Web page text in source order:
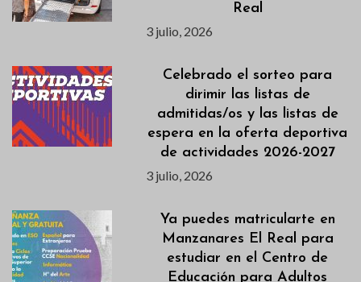
Real
3 julio, 2026
Celebrado el sorteo para
dirimir las listas de
admitidas/os y las listas de
espera en la oferta deportiva
de actividades 2026-2027
3 julio, 2026
Ya puedes matricularte en
Manzanares El Real para
estudiar en el Centro de
Educación para Adultos